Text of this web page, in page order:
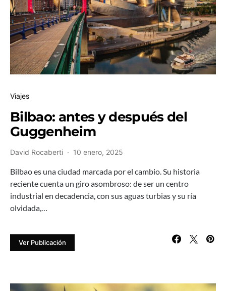
Viajes
Bilbao: antes y después del
Guggenheim
David Rocaberti 10 enero, 2025
Bilbao es una ciudad marcada por el cambio. Su historia
reciente cuenta un giro asombroso: de ser un centro
industrial en decadencia, con sus aguas turbias y su ría
olvidada,…
Ver Publicación